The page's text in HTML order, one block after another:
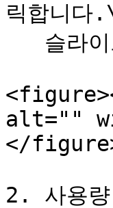
릭합니다
alt=""
</
2. 사용량